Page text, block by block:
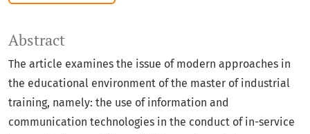
Abstract
The article examines the issue of modern approaches in
the educational environment of the master of industrial
training, namely: the use of information and
communication technologies in the conduct of in-service